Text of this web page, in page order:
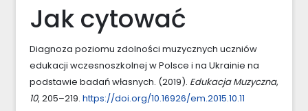
Jak cytować
Diagnoza poziomu zdolności muzycznych uczniów
edukacji wczesnoszkolnej w Polsce i na Ukrainie na
podstawie badań własnych. (2019). Edukacja Muzyczna,
10, 205–219. https://doi.org/10.16926/em.2015.10.11